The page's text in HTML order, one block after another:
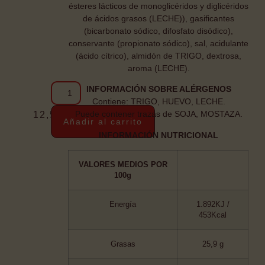
12,50
Añadir al carrito
ésteres lácticos de monoglicéridos y diglicéridos
de ácidos grasos (LECHE)), gasificantes
(bicarbonato sódico, difosfato disódico),
conservante (propionato sódico), sal, acidulante
(ácido cítrico), almidón de TRIGO, dextrosa,
aroma (LECHE).
INFORMACIÓN SOBRE ALÉRGENOS
Contiene: TRIGO, HUEVO, LECHE.
Puede contener trazas de SOJA, MOSTAZA.
INFORMACIÓN NUTRICIONAL
VALORES MEDIOS POR
100g
Energía
1.892KJ /
453Kcal
Grasas 25,9 g